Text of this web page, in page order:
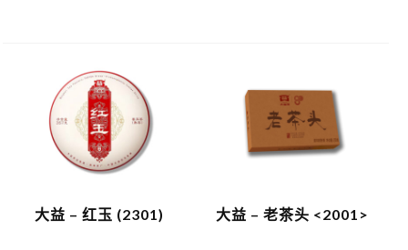
大益 – 红玉 (2301) 大益 – 老茶头 <2001>